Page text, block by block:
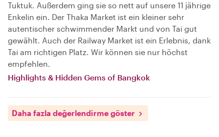
Tuktuk. Außerdem ging sie so nett auf unsere 11 jährige
Enkelin ein. Der Thaka Market ist ein kleiner sehr
autentischer schwimmender Markt und von Tai gut
gewählt. Auch der Railway Market ist ein Erlebnis, dank
Tai am richtigen Platz. Wir können sie nur höchst
empfehlen.
Highlights & Hidden Gems of Bangkok
Daha fazla değerlendirme göster